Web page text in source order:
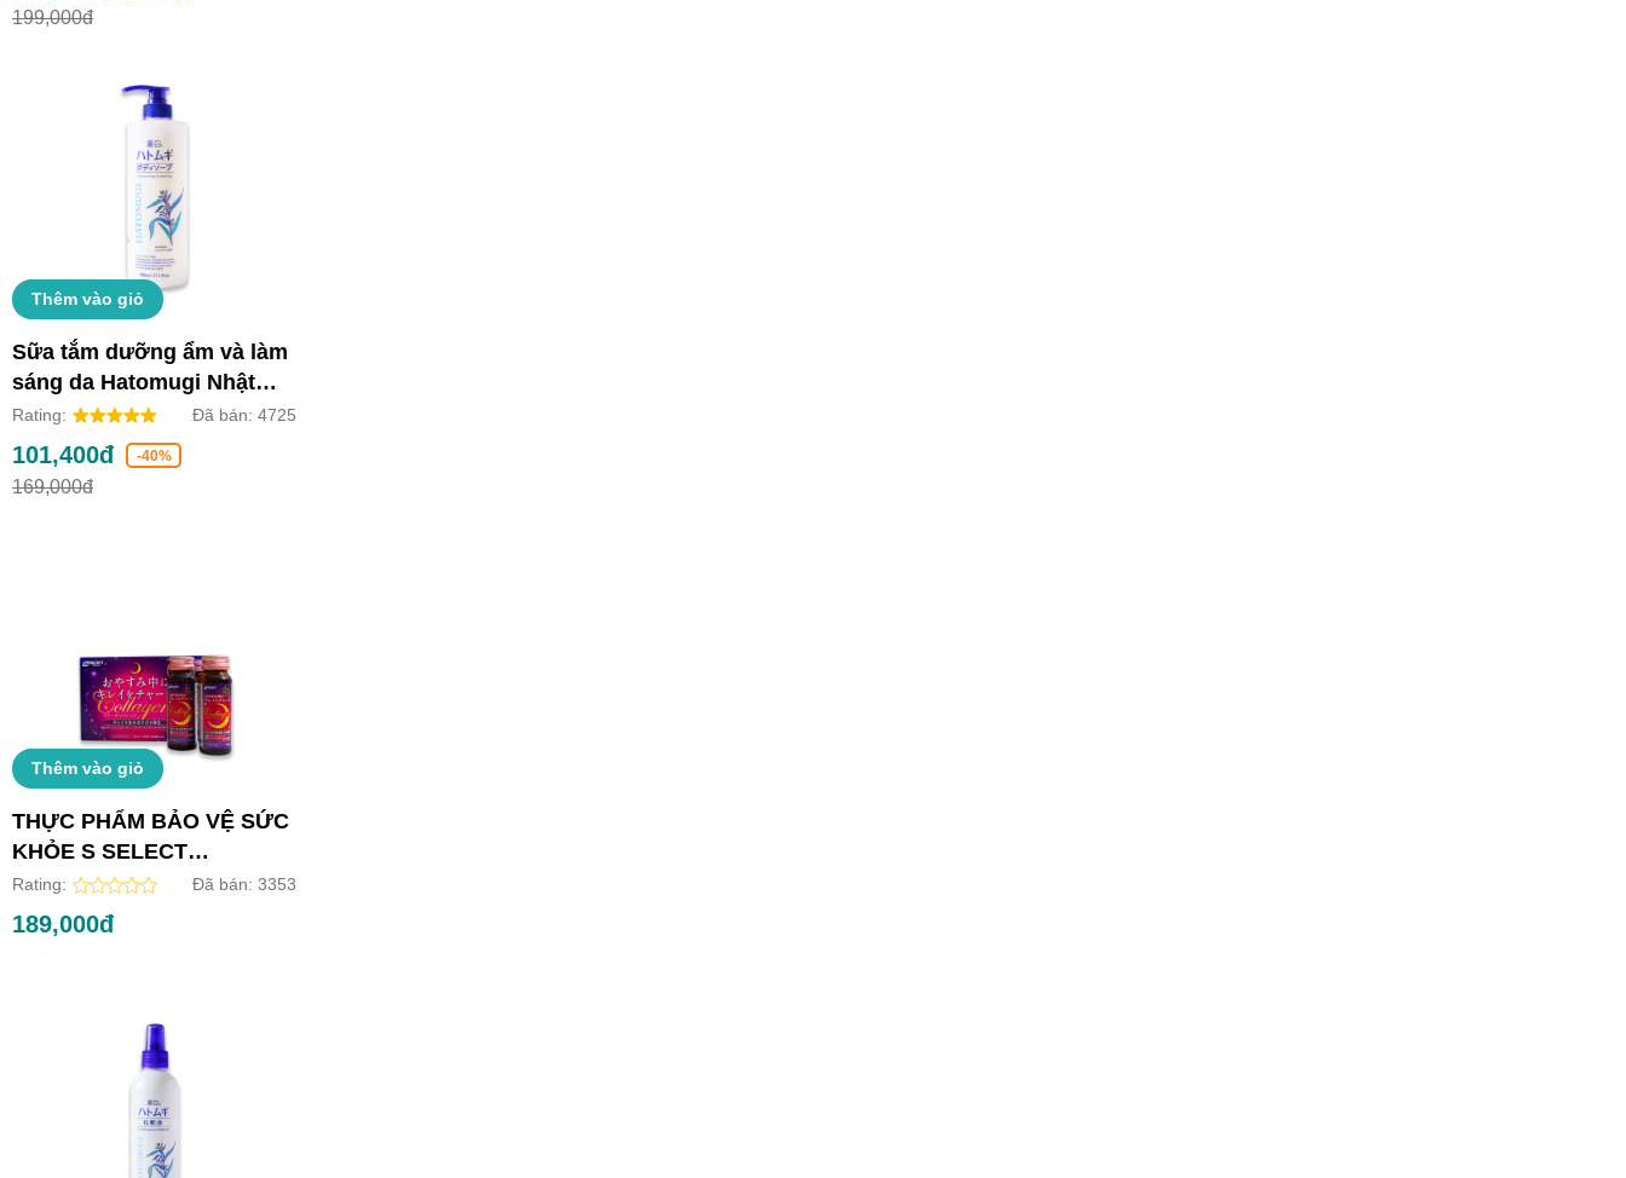
199,000đ
Thêm vào giỏ
Sữa tắm dưỡng ẩm và làm
sáng da Hatomugi Nhật
Bản (Chai 800ml)
Rating: Đã bán: 4725
101,400đ -40%
169,000đ
Thêm vào giỏ
THỰC PHẨM BẢO VỆ SỨC
KHỎE S SELECT
COLLAGEN DRINK (HỘP
10 LỌ)
Rating: Đã bán: 3353
189,000đ